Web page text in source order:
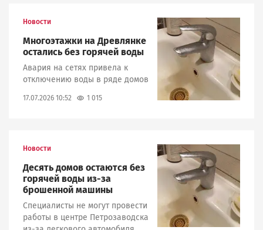
Новости
Многоэтажки на Древлянке
остались без горячей воды
Авария на сетях привела к
отключению воды в ряде домов
17.07.2026 10:52 1 015
Image
Новости
Десять домов остаются без
горячей воды из-за
брошенной машины
Специалисты не могут провести
работы в центре Петрозаводска
Image